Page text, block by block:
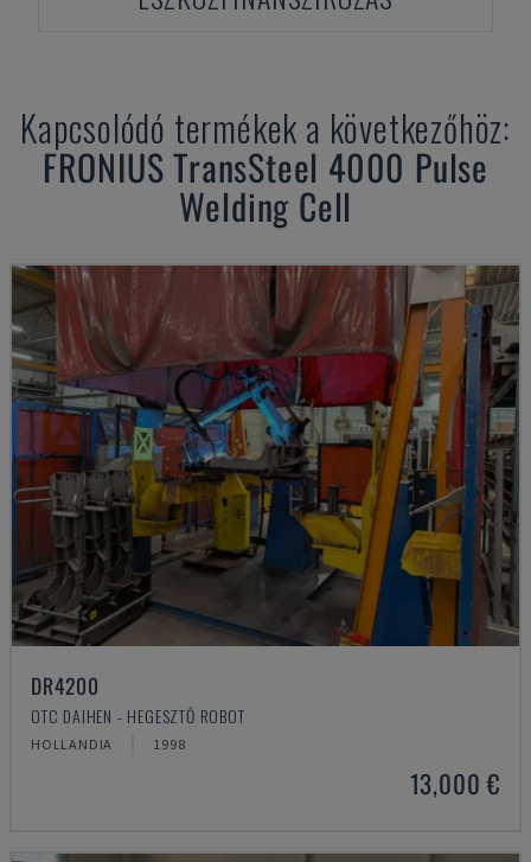
Kapcsolódó termékek a következőhöz:
FRONIUSTransSteel 4000 Pulse
Welding Cell
DR4200
OTC DAIHEN - HEGESZTŐ ROBOT
HOLLANDIA 1998
13,000 €